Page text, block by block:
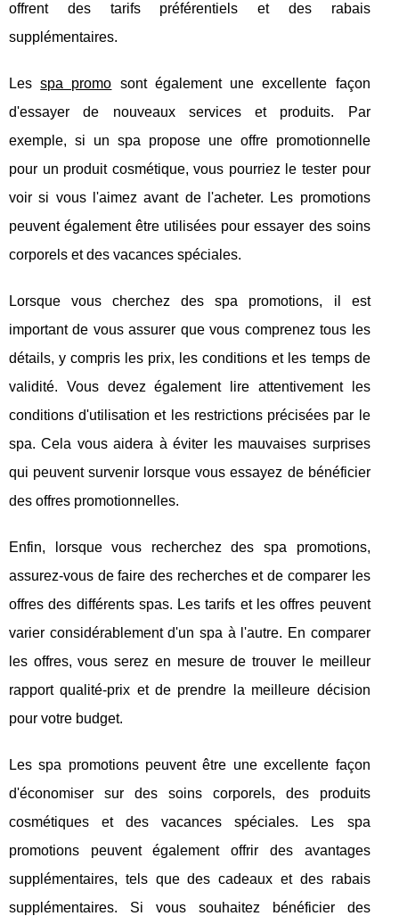
offrent des tarifs préférentiels et des rabais
supplémentaires.
Lesspa promo sont également une excellente façon
d'essayer de nouveaux services et produits. Par
exemple, si un spa propose une offre promotionnelle
pour un produit cosmétique, vous pourriez le tester pour
voir si vous l'aimez avant de l'acheter. Les promotions
peuvent également être utilisées pour essayer des soins
corporels et des vacances spéciales.
Lorsque vous cherchez des spa promotions, il est
important de vous assurer que vous comprenez tous les
détails, y compris les prix, les conditions et les temps de
validité. Vous devez également lire attentivement les
conditions d'utilisation et les restrictions précisées par le
spa. Cela vous aidera à éviter les mauvaises surprises
qui peuvent survenir lorsque vous essayez de bénéficier
des offres promotionnelles.
Enfin, lorsque vous recherchez des spa promotions,
assurez-vous de faire des recherches et de comparer les
offres des différents spas. Les tarifs et les offres peuvent
varier considérablement d'un spa à l'autre. En comparer
les offres, vous serez en mesure de trouver le meilleur
rapport qualité-prix et de prendre la meilleure décision
pour votre budget.
Les spa promotions peuvent être une excellente façon
d'économiser sur des soins corporels, des produits
cosmétiques et des vacances spéciales. Les spa
promotions peuvent également offrir des avantages
supplémentaires, tels que des cadeaux et des rabais
supplémentaires. Si vous souhaitez bénéficier des